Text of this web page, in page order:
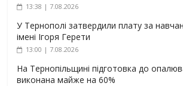
13:38 | 7.08.2026
У Тернополі затвердили плату за
імені Ігоря Герети
13:00 | 7.08.2026
На Тернопільщині підготовка до
виконана майже на 60%